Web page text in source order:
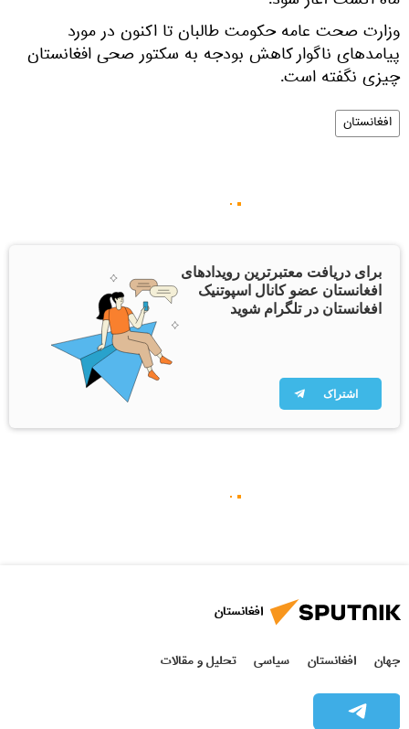
وزارت صحت عامه حکومت طالبان تا اکنون در مورد
پیامدهای ناگوار کاهش بودجه به سکتور صحی افغانستان
چیزی نگفته است.
افغانستان
برای دریافت معتبرترین رویدادهای
افغانستان عضو کانال اسپوتنیک
افغانستان در تلگرام شوید
اشتراک
افغانستان
جهان افغانستان سیاسی تحلیل و مقالات